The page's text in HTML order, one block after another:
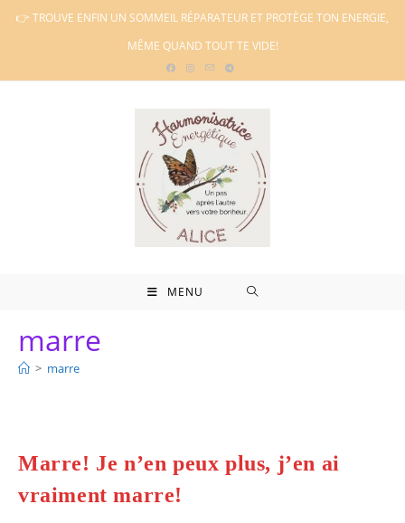
Skip👉 TROUVE ENFIN UN SOMMEIL RÉPARATEUR ET PROTÈGE TON ENERGIE,
MÊME QUAND TOUT TE VIDE!
MENU
marre
> marre
Marre! Je n’en peux plus, j’en ai
vraiment marre!